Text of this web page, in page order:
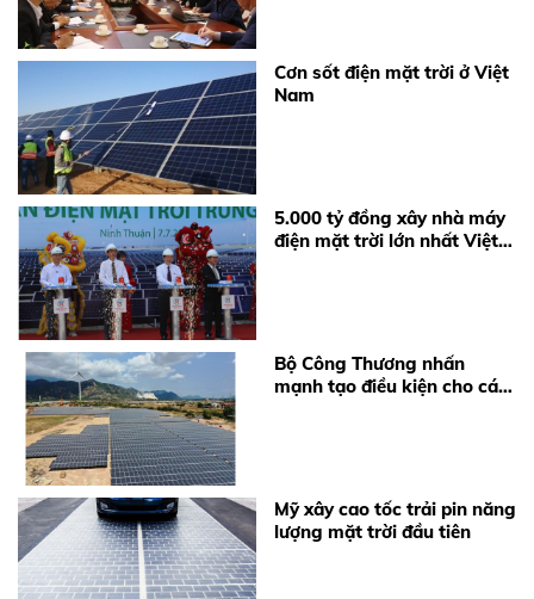
Cơn sốt điện mặt trời ở Việt
Nam
5.000 tỷ đồng xây nhà máy
điện mặt trời lớn nhất Việt
Bộ Công Thương nhấn
mạnh tạo điều kiện cho các
Mỹ xây cao tốc trải pin năng
lượng mặt trời đầu tiên